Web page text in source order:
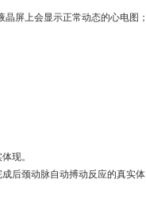
屏上会显示正常动态的心电图；
现。
后颈动脉自动搏动反应的真实体